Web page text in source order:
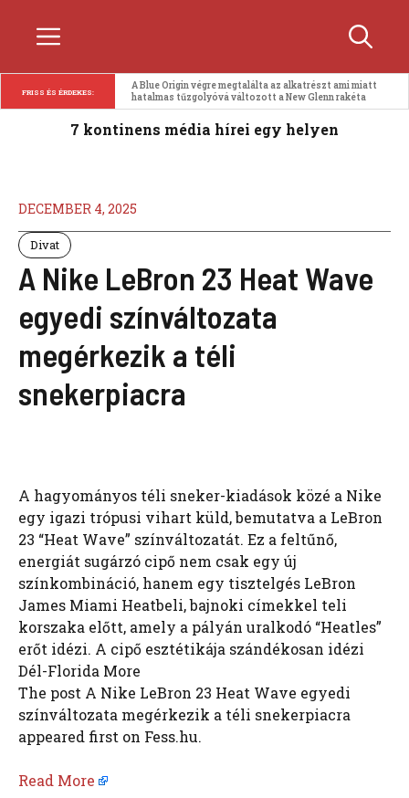
Menü
FRISS ÉS ÉRDEKES:
A Blue Origin végre megtalálta az alkatrészt ami miatt
hatalmas tűzgolyóvá változott a New Glenn rakéta
7 kontinens média hírei egy helyen
DECEMBER 4, 2025
Divat
A Nike LeBron 23 Heat Wave
egyedi színváltozata
megérkezik a téli
snekerpiacra
A hagyományos téli sneker-kiadások közé a Nike
egy igazi trópusi vihart küld, bemutatva a LeBron
23 “Heat Wave” színváltozatát. Ez a feltűnő,
energiát sugárzó cipő nem csak egy új
színkombináció, hanem egy tisztelgés LeBron
James Miami Heatbeli, bajnoki címekkel teli
korszaka előtt, amely a pályán uralkodó “Heatles”
erőt idézi. A cipő esztétikája szándékosan idézi
Dél-Florida More
The post A Nike LeBron 23 Heat Wave egyedi
színváltozata megérkezik a téli snekerpiacra
appeared first on Fess.hu.
Read More